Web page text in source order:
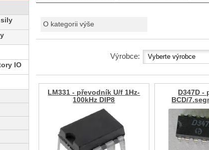
O kategorii výše
Výrobce:
LM331 - převodník U/f 1Hz-
100kHz DIP8
D347D -
BCD/
IO